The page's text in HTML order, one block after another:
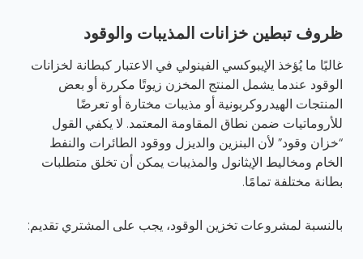
ظروف تبطين خزانات المذيبات والوقود
غالبًا ما يُؤخذ الإيبوكسي الفينولي في الاعتبار كبطانة لخزانات
الوقود عندما يشمل المنتج المخزن زيوتًا مكررة أو بعض
المنتجات الهيدروكربونية أو مذيبات مختارة أو تعرضًا
للأروماتيات ضمن نطاق المقاومة المعتمد. لا يكفي القول
“خزان وقود” لأن البنزين والديزل ووقود الطائرات والنفط
الخام ومخاليط الإيثانول والمذيبات يمكن أن تخلق متطلبات
بطانة مختلفة تمامًا.
بالنسبة لمشروعات تخزين الوقود، يجب على المشتري تقديم: